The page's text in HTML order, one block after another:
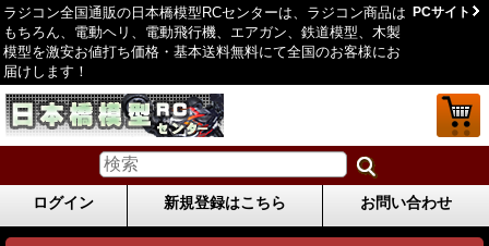
ラジコン全国通販の日本橋模型RCセンターは、ラジコン商品は
もちろん、電動ヘリ、電動飛行機、エアガン、鉄道模型、木製
模型を激安お値打ち価格・基本送料無料にて全国のお客様にお
届けします！
PCサイト
ログイン 新規登録はこちら お問い合わせ